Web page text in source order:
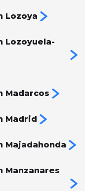
Lozoya
Lozoyuela-
Madarcos
Madrid
Majadahonda
Manzanares